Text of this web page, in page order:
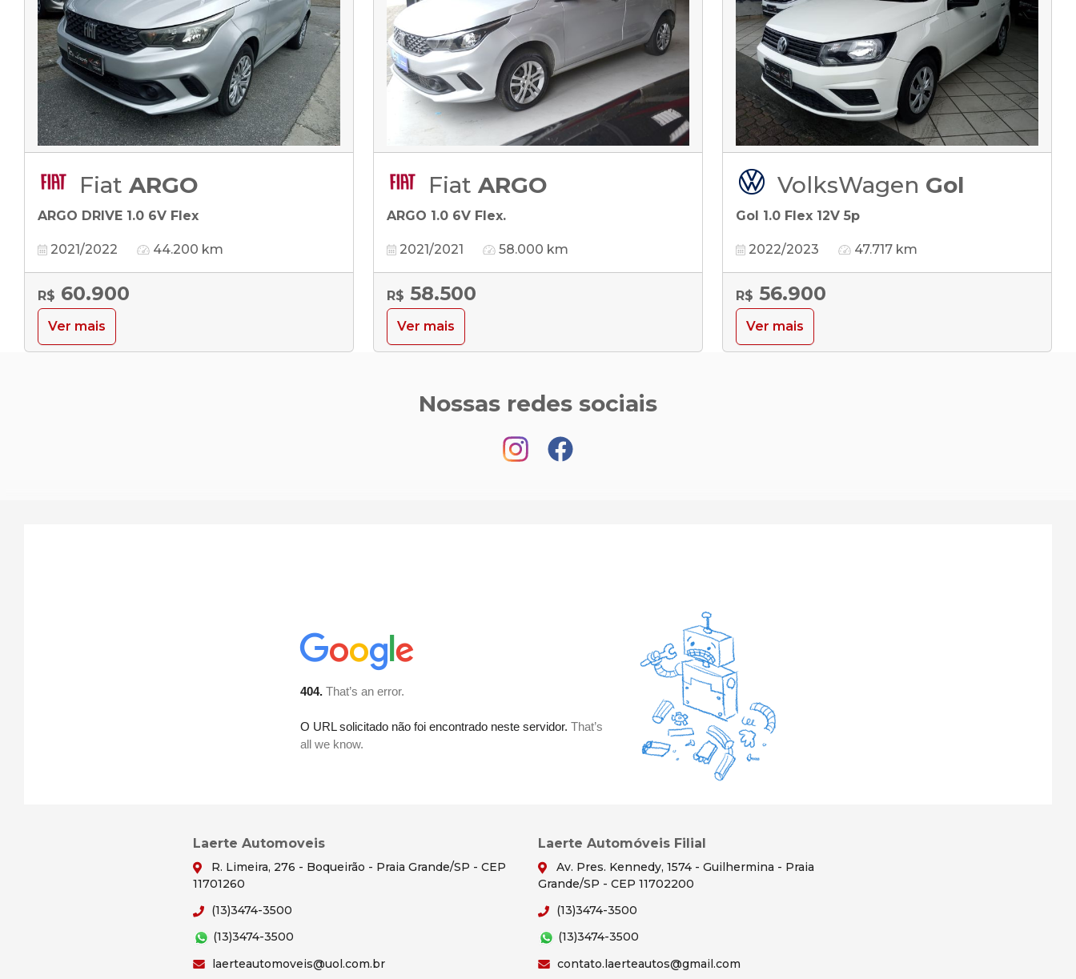
Fiat ARGO
ARGO DRIVE 1.0 6V Flex
2021/2022 44.200 km
R$ 60.900
Ver mais
Fiat ARGO
ARGO 1.0 6V Flex.
2021/2021 58.000 km
R$ 58.500
Ver mais
VolksWagen Gol
Gol 1.0 Flex 12V 5p
2022/2023 47.717 km
R$ 56.900
Ver mais
Nossas redes sociais
Laerte Automoveis
R. Limeira, 276 - Boqueirão - Praia Grande/SP - CEP
11701260
(13)3474-3500
(13)3474-3500
laerteautomoveis@uol.com.br
Laerte Automóveis Filial
Av. Pres. Kennedy, 1574 - Guilhermina - Praia
Grande/SP - CEP 11702200
(13)3474-3500
(13)3474-3500
contato.laerteautos@gmail.com